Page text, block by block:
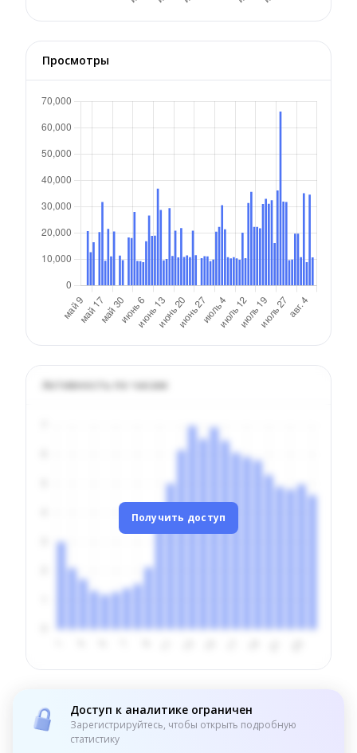
Просмотры
Активность по часам
Получить доступ
Доступ к аналитике ограничен
Зарегистрируйтесь, чтобы открыть подробную
статистику